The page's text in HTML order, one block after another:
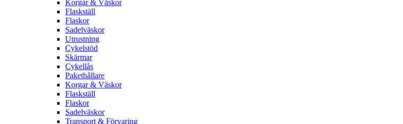
Korgar & Väskor
Flaskställ
Flaskor
Sadelväskor
Utrustning
Cykelstöd
Skärmar
Cykellås
Pakethållare
Korgar & Väskor
Flaskställ
Flaskor
Sadelväskor
Transport & Förvaring